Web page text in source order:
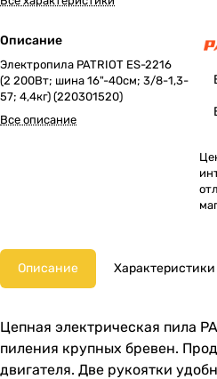
Описание
Электропила PATRIOT ES-2216
(2 200Вт; шина 16"-40см; 3/8-1,3-
57; 4,4кг) (220301520)
Все описание
Описание Характеристики
Цепная электрическая пила
пиления крупных бревен.
двигателя. Две рукоятки